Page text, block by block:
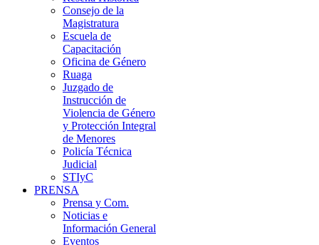
Consejo de la
Magistratura
Escuela de
Capacitación
Oficina de Género
Ruaga
Juzgado de
Instrucción de
Violencia de Género
y Protección Integral
de Menores
Policía Técnica
Judicial
STIyC
PRENSA
Prensa y Com.
Noticias e
Información General
Eventos